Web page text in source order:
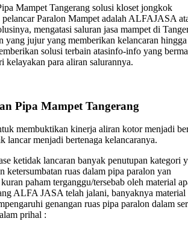
Mampet Tangerang solusi kloset jongkok
pelancar Paralon Mampet adalah ALFAJASA
mengatasi saluran jasa mampet di
yang jujur yang memberikan kelancaran hingga
solusi terbain atasinfo-info yang
kelayakan para aliran salurannya.
Pipa Mampet Tangerang
membuktikan kinerja aliran kotor menjadi
lancar menjadi bertenaga kelancaranya.
ketidak lancaran banyak penutupan kategori
ketersumbatan ruas dalam pipa paralon yan
paham terganggu/tersebab oleh material
ALFA JASA telah jalani, banyaknya material
genangan ruas pipa paralon dalam
prihal :